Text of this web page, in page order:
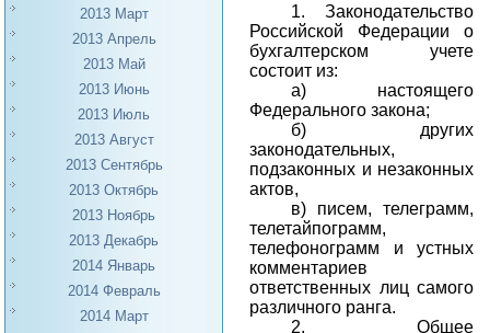
2013 Март
2013 Апрель
2013 Май
2013 Июнь
2013 Июль
2013 Август
2013 Сентябрь
2013 Октябрь
2013 Ноябрь
2013 Декабрь
2014 Январь
2014 Февраль
2014 Март
1.
Законодательство
Российской Федерации о
бухгалтерском учете
состоит из:
а) настоящего
Федерального закона;
б) других
законодательных,
подзаконных и незаконных
актов,
в) писем, телеграмм,
телетайпограмм,
телефонограмм и устных
комментариев
ответственных лиц самого
различного ранга.
2.Общее